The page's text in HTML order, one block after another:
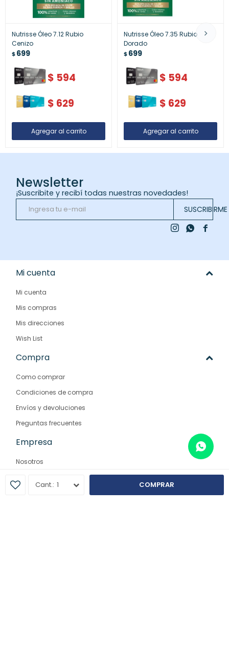
1 COMPRAR
Nutrisse Óleo 7.12 Rubio
Cenizo
$699
$ 594
$ 629
Nutrisse Óleo 7.35 Rubio
Dorado
$699
$ 594
$ 629
Newsletter
¡Suscribite y recibí todas nuestras novedades!
SUSCRIBIRME

 
Mi cuenta
Mi cuenta
Mis compras
Mis direcciones
Wish List
Compra
Como comprar
Condiciones de compra
Envíos y devoluciones
Preguntas frecuentes
Empresa
Nosotros